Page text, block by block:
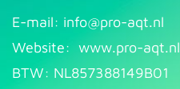
E-mail: info@pr​o-aqt.nl
Website: www.pro-aqt.nl
BTW: NL857388149B01